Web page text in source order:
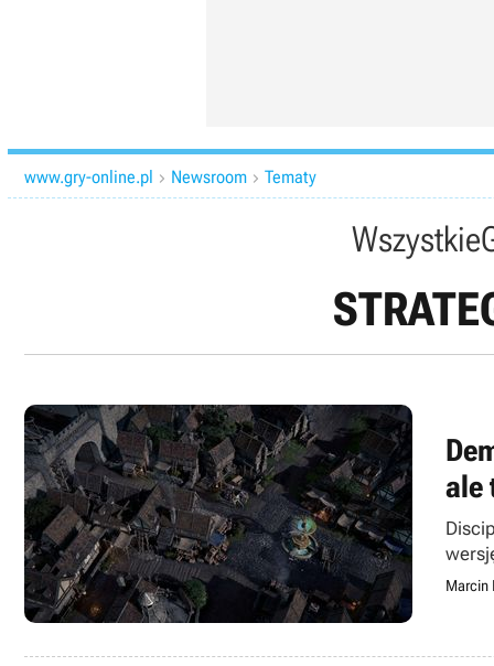
www.gry-online.pl  Newsroom  Tematy
Wszystkie
ale
Marcin